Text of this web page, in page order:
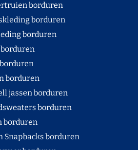
borduren
borduren
borduren
borduren
borduren
borduren